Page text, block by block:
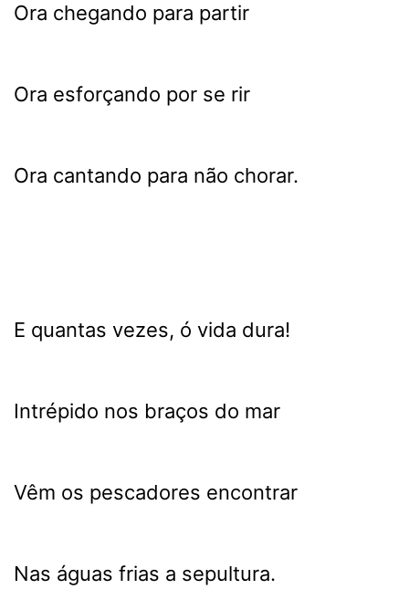
Ora chegando para partir
Ora esforçando por se rir
Ora cantando para não chorar.
E quantas vezes, ó vida dura!
Intrépido nos braços do mar
Vêm os pescadores encontrar
Nas águas frias a sepultura.